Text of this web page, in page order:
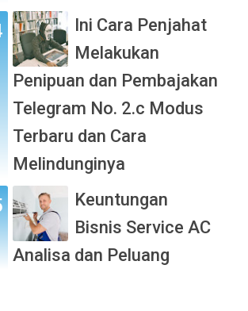
Ini Cara Penjahat
Melakukan
Penipuan dan Pembajakan
Telegram No. 2.c Modus
Terbaru dan Cara
Melindunginya
Keuntungan
Bisnis Service AC
Analisa dan Peluang